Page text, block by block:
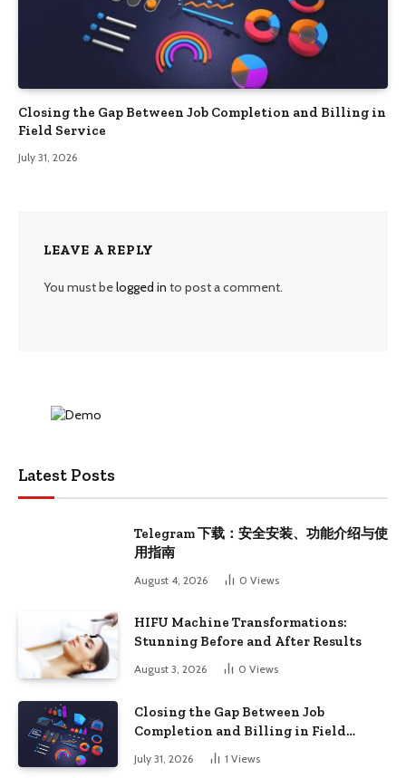
Closing the Gap Between Job Completion and Billing in
Field Service
July 31, 2026
LEAVE A REPLY
You must belogged in to post a comment.
Latest Posts
Telegram 下载：安全安装、功能介绍与使
用指南
August 4, 2026 0 Views
HIFU Machine Transformations:
Stunning Before and After Results
August 3, 2026 0 Views
Closing the Gap Between Job
Completion and Billing in Field
July 31, 2026 1 Views